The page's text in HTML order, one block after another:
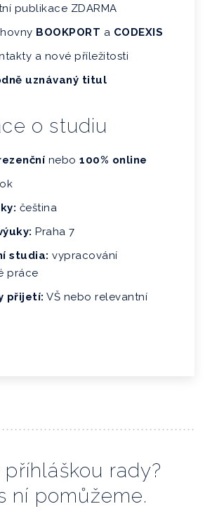
publikace ZDARMA
BOOKPORT a CODEXIS
a nové příležitosti
uznávaný titul
o studiu
nebo 100% online
čeština
Praha 7
studia: vypracování
práce
přijetí: VŠ nebo relevantní
rady?
ní pomůžeme.